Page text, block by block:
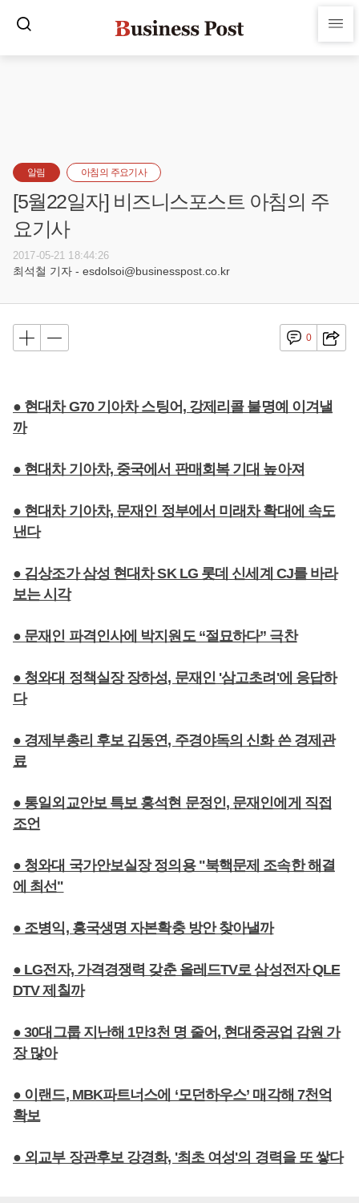
알림 아침의 주요기사
[5월22일자] 비즈니스포스트 아침의 주
요기사
2017-05-21 18:44:26
최석철 기자 - esdolsoi@businesspost.co.kr
0
● 현대차 G70 기아차 스팅어, 강제리콜 불명예 이겨낼
까
● 현대차 기아차, 중국에서 판매회복 기대 높아져
● 현대차 기아차, 문재인 정부에서 미래차 확대에 속도
낸다
● 김상조가 삼성 현대차 SK LG 롯데 신세계 CJ를 바라
보는 시각
● 문재인 파격인사에 박지원도 “절묘하다” 극찬
● 청와대 정책실장 장하성, 문재인 '삼고초려'에 응답하
다
● 경제부총리 후보 김동연, 주경야독의 신화 쓴 경제관
료
● 통일외교안보 특보 홍석현 문정인, 문재인에게 직접
조언
● 청와대 국가안보실장 정의용 "북핵문제 조속한 해결
에 최선"
● 조병익, 흥국생명 자본확충 방안 찾아낼까
● LG전자, 가격경쟁력 갖춘 올레드TV로 삼성전자 QLE
DTV 제칠까
● 30대그룹 지난해 1만3천 명 줄어, 현대중공업 감원 가
장 많아
● 이랜드, MBK파트너스에 ‘모던하우스’ 매각해 7천억
확보
● 외교부 장관후보 강경화, '최초 여성'의 경력을 또 쌓다